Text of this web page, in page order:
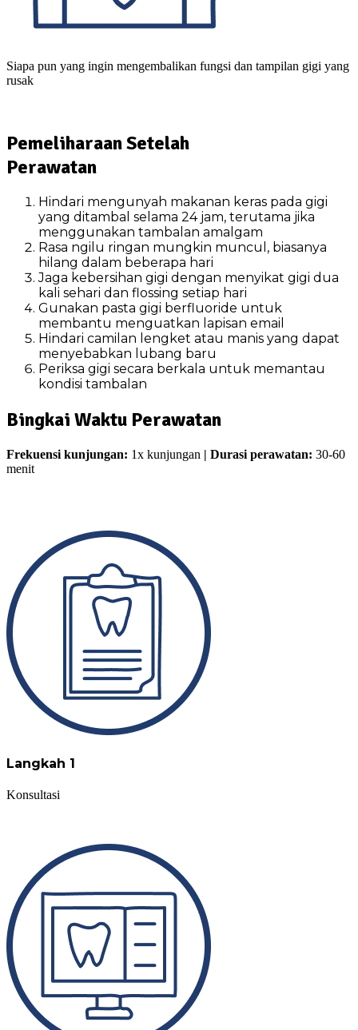
Siapa pun yang ingin mengembalikan fungsi dan tampilan gigi yang
rusak
Pemeliharaan Setelah
Perawatan
Hindari mengunyah makanan keras pada gigi
yang ditambal selama 24 jam, terutama jika
menggunakan tambalan amalgam
Rasa ngilu ringan mungkin muncul, biasanya
hilang dalam beberapa hari
Jaga kebersihan gigi dengan menyikat gigi dua
kali sehari dan flossing setiap hari
Gunakan pasta gigi berfluoride untuk
membantu menguatkan lapisan email
Hindari camilan lengket atau manis yang dapat
menyebabkan lubang baru
Periksa gigi secara berkala untuk memantau
kondisi tambalan
Bingkai Waktu Perawatan
Frekuensi kunjungan: 1x kunjungan | Durasi perawatan: 30-60
menit
Langkah 1
Konsultasi